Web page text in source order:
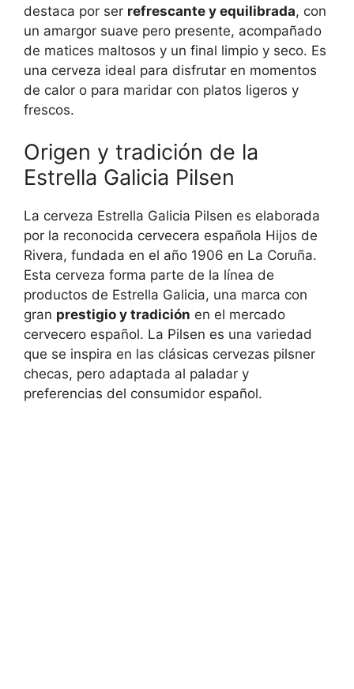
destaca por ser refrescante y equilibrada, con
un amargor suave pero presente, acompañado
de matices maltosos y un final limpio y seco. Es
una cerveza ideal para disfrutar en momentos
de calor o para maridar con platos ligeros y
frescos.
Origen y tradición de la
Estrella Galicia Pilsen
La cerveza Estrella Galicia Pilsen es elaborada
por la reconocida cervecera española Hijos de
Rivera, fundada en el año 1906 en La Coruña.
Esta cerveza forma parte de la línea de
productos de Estrella Galicia, una marca con
gran prestigio y tradición en el mercado
cervecero español. La Pilsen es una variedad
que se inspira en las clásicas cervezas pilsner
checas, pero adaptada al paladar y
preferencias del consumidor español.